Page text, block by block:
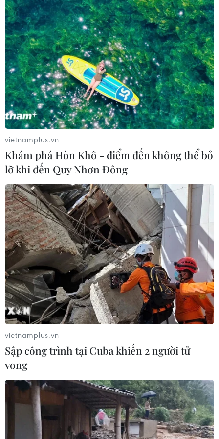
TIN CÙNG CHUYÊN MỤC
Trung Quốc hoàn thành bản đồ địa
chất mới của toàn bộ Mặt Trăng
vietnamplus.vn
Khám phá Hòn Khô - điểm đến không thể bỏ
lỡ khi đến Quy Nhơn Đông
vietnamplus.vn
Sập công trình tại Cuba khiến 2 người tử
vong